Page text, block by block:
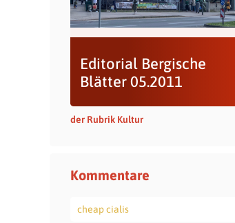
Editorial Bergische
Blätter 05.2011
der Rubrik Kultur
Kommentare
cheap cialis